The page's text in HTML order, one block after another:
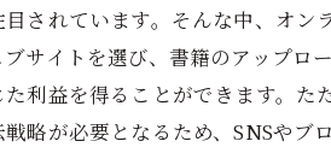
されています。そんな中、オン
サイトを選び、書籍のアップロ
利益を得ることができます。た
略が必要となるため、SNSやブ